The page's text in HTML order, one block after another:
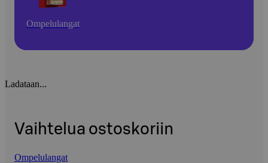
Ompelulangat
Ladataan...
Vaihtelua ostoskoriin
Ompelulangat